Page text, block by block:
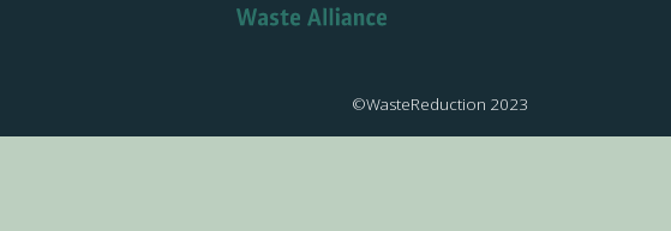
©WasteReduction 2023